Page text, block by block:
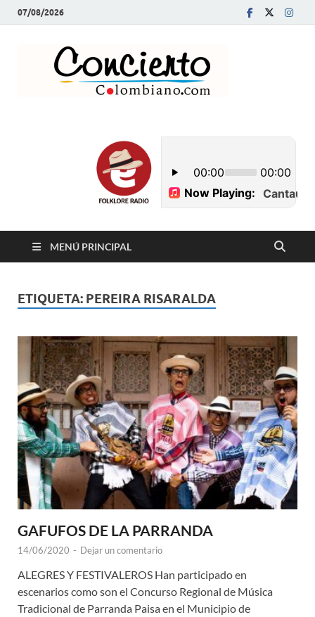
07/08/2026
MENÚ PRINCIPAL
ETIQUETA: PEREIRA RISARALDA
GAFUFOS DE LA PARRANDA
14/06/2020 - Dejar un comentario
ALEGRES Y FESTIVALEROS Han participado en
escenarios como son el Concurso Regional de Música
Tradicional de Parranda Paisa en el Municipio de